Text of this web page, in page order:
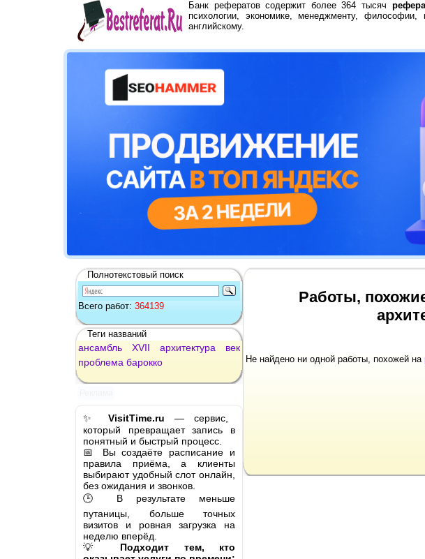
Банк рефератов содержит более 364 тысяч
психологии, экономике, менеджменту,
английскому.
Полнотекстовый поиск
Всего работ: 364139
Теги названий
ансамбль XVII архитектура
век
проблема барокко
✨ VisitTime.ru — сервис,
который превращает запись в
понятный и быстрый процесс.
📅 Вы создаёте расписание и
правила приёма, а клиенты
выбирают удобный слот онлайн,
без ожидания и звонков.
🕒 В результате меньше
путаницы, больше точных
визитов и ровная загрузка на
неделю вперёд.
💡 Подходит тем, кто
Работы,
Не найдено ни одной работы, похожей на